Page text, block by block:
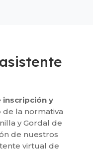
inscripción y
de la normativa
y Gordal de
de nuestros
virtual de